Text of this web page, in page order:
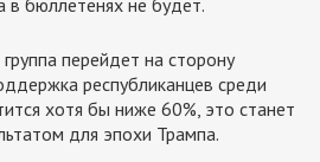
перейдет на сторону
республиканцев среди
хотя бы ниже 60%, это станет
для эпохи Трампа.